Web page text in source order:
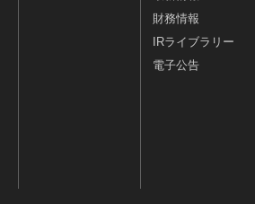
財務情報
IRライブラリー
電子公告